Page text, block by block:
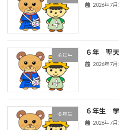
2026年7月
６年生 ６年 聖
2026年7月
６年生 ６年生 学
2026年7月